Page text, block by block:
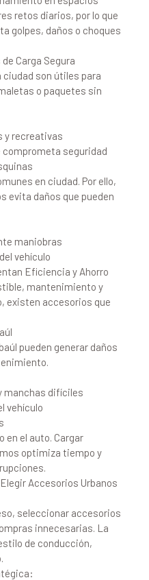
retos diarios, por lo que
golpes, daños o choques
Carga Segura
ciudad son útiles para
o paquetes sin
y recreativas
seguridad
en ciudad. Por ello,
evita daños que pueden
maniobras
vehículo
Eficiencia y Ahorro
mantenimiento y
existen accesorios que
pueden generar daños
manchas difíciles
vehículo
en el auto. Cargar
optimiza tiempo y
Accesorios Urbanos
seleccionar accesorios
innecesarias. La
de conducción,